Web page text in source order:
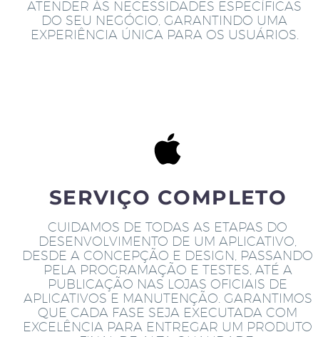
ATENDER ÀS NECESSIDADES ESPECÍFICAS
DO SEU NEGÓCIO, GARANTINDO UMA
EXPERIÊNCIA ÚNICA PARA OS USUÁRIOS.
SERVIÇO COMPLETO
CUIDAMOS DE TODAS AS ETAPAS DO
DESENVOLVIMENTO DE UM APLICATIVO,
DESDE A CONCEPÇÃO E DESIGN, PASSANDO
PELA PROGRAMAÇÃO E TESTES, ATÉ A
PUBLICAÇÃO NAS LOJAS OFICIAIS DE
APLICATIVOS E MANUTENÇÃO. GARANTIMOS
QUE CADA FASE SEJA EXECUTADA COM
EXCELÊNCIA PARA ENTREGAR UM PRODUTO